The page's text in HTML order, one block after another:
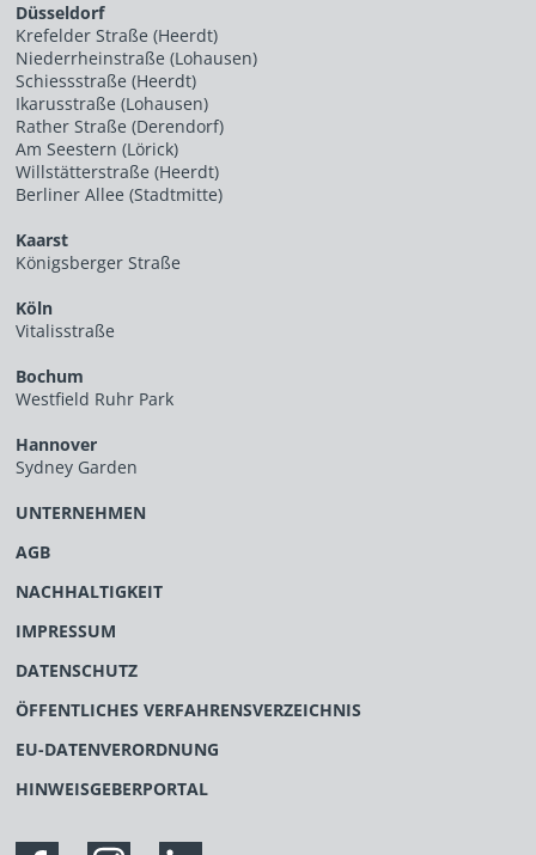
Düsseldorf
Krefelder Straße (Heerdt)
Niederrheinstraße (Lohausen)
Schiessstraße (Heerdt)
Ikarusstraße (Lohausen)
Rather Straße (Derendorf)
Am Seestern (Lörick)
Willstätterstraße (Heerdt)
Berliner Allee (Stadtmitte)
Kaarst
Königsberger Straße
Köln
Vitalisstraße
Bochum
Westfield Ruhr Park
Hannover
Sydney Garden
UNTERNEHMEN
AGB
NACHHALTIGKEIT
IMPRESSUM
DATENSCHUTZ
ÖFFENTLICHES VERFAHRENSVERZEICHNIS
EU-DATENVERORDNUNG
HINWEISGEBERPORTAL